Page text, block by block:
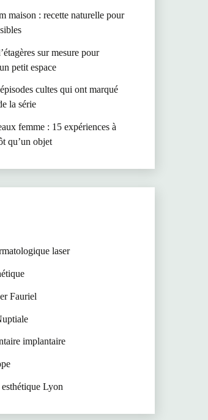
maison : recette naturelle pour
sur mesure pour
petit espace
cultes qui ont marqué
la série
femme : 15 expériences à
qu’un objet
laser
Fauriel
implantaire
Lyon